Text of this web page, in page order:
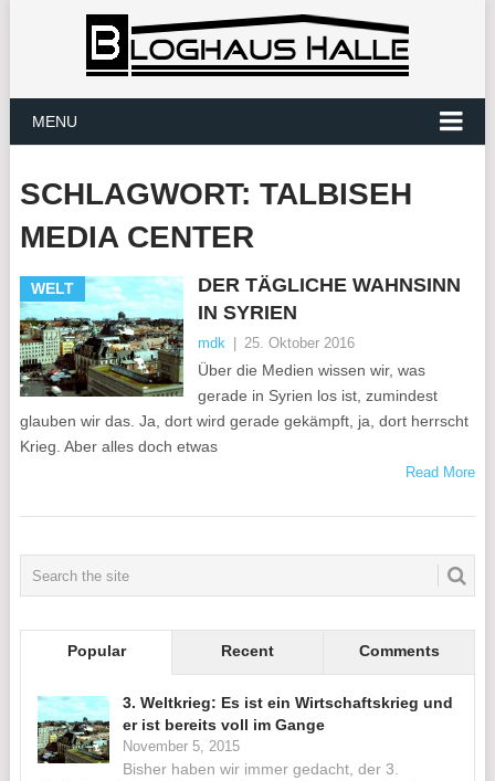
MENU
SCHLAGWORT: TALBISEH
MEDIA CENTER
WELT
DER TÄGLICHE WAHNSINN
IN SYRIEN
mdk 25. Oktober 2016
Über die Medien wissen wir, was
gerade in Syrien los ist, zumindest
glauben wir das. Ja, dort wird gerade gekämpft, ja, dort herrscht
Krieg. Aber alles doch etwas
Read More
Popular Recent Comments
3. Weltkrieg: Es ist ein Wirtschaftskrieg und
er ist bereits voll im Gange
November 5, 2015
Bisher haben wir immer gedacht, der 3.